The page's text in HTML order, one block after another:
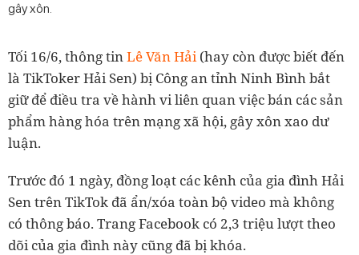
gây xôn.
Tối 16/6, thông tinLê Văn Hải(hay còn được biết đến
là TikToker Hải Sen) bị Công an tỉnh Ninh Bình bắt
giữ để điều tra về hành vi liên quan việc bán các sản
phẩm hàng hóa trên mạng xã hội, gây xôn xao dư
luận.
Trước đó 1 ngày, đồng loạt các kênh của gia đình Hải
Sen trên TikTok đã ẩn/xóa toàn bộ video mà không
có thông báo. Trang Facebook có 2,3 triệu lượt theo
dõi của gia đình này cũng đã bị khóa.